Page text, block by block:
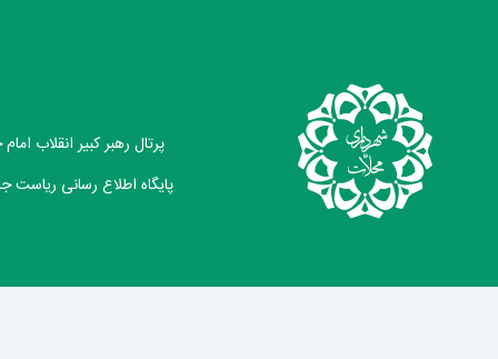
پرتال رهبر کبیر انقلاب
پایگاه اطلاع رسانی ریاست